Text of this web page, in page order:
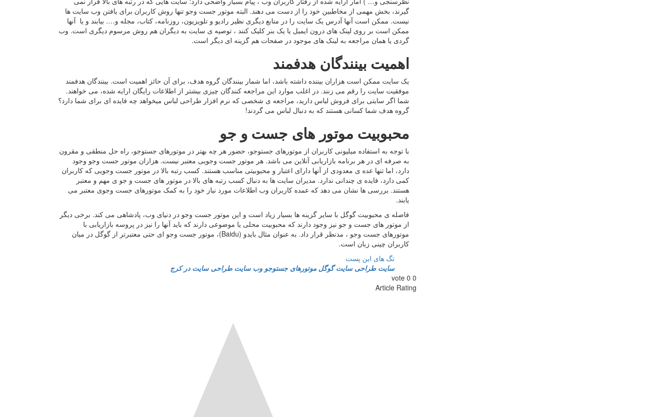
گیرند، بخش مهمی از مخاطبین خود را از دست می دهند. البته موتور جست وجو تنها روش کاربران برای یافتن وب سایت ها
نیست. ممکن است آنها آدرس یک سایت را در منابع دیگری نظیر رادیو و تلویزیون، روزنامه، کتاب، مجله و…. بیابند و یا آنها
ممکن است بر روی لینک های درون ایمیل یا یک بنر کلیک کنند ، توصیه ی سایت به دیگران هم روش مرسوم دیگری است. وب
گردی یا همان مراجعه به لینک های موجود در صفحات هم گزینه ای دیگر است.
اهمیت بینندگان هدفمند
یک سایت ممکن است هزاران بیننده داشته باشد، اما شمار بینندگان گروه هدف، برای آن حائز اهمیت است. بینندگان هدفمند
موفقیت سایت را رقم می زنند. در اغلب موارد این مراجعه کنندگان چیزی بیشتر از اطلاعات رایگان ارایه شده، می خواهند.
شما اگر سایتی برای فروش لباس دارید، مراجعه ی شخصی که نرم افزار طراحی لباس میخواهد چه فایده ای برای شما دارد؟
گروه هدف شما کسانی هستند که به دنبال لباس می گردند!
محبوبیت موتور های جست و جو
با توجه به استفاده میلیونی کاربران از موتورهای جستوجو، حضور هر چه بهتر در موتورهای جستوجو، راه حل منطقی و مقرون
به صرفه ای در هر برنامه بازاریابی آنلاین می باشد. هر موتور جست وجویی معتبر نیست. هزاران موتور جست وجو وجود
دارد، اما تنها عده ی معدودی از آنها دارای اعتبار و محبوبیتی مناسب هستند. کسب رتبه بالا در موتور جست وجویی که کاربران
کمی دارد، فایده ی چندانی ندارد. مدیران سایت ها به دنبال کسب رتبه های بالا در موتور های جست و جو ی مهم و معتبر
هستند. بررسی ها نشان می دهد که عمده کاربران وب اطلاعات مورد نیاز خود را به کمک موتورهای جست وجوی معتبر می
یابند.
فاصله ی محبوبیت گوگل با سایر گزینه ها بسیار زیاد است و این موتور جست وجو در دنیای وب، پادشاهی می کند. برخی دیگر
از موتور های جست و جو نیز وجود دارند که محبوبیت محلی یا موضوعی دارند که باید آنها را نیز در پروسه بازاریابی با
موتورهای جست وجو ، مدنظر قرار داد. به عنوان مثال بایدو (Baidu)، موتور جست وجو ای حتی معتبرتر از گوگل در میان
کاربران چینی زبان است.
تگ های این پست
سایت طراحی سایت گوگل موتورهای جستوجو وب سایت طراحی سایت در کرج
0
0
vote
Article Rating